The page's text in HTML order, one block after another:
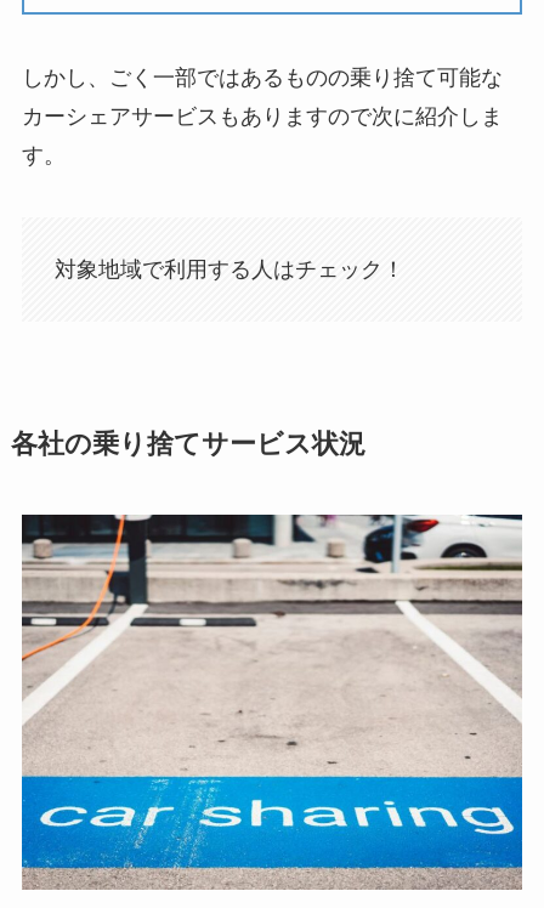
しかし、ごく一部ではあるものの乗り捨て可能な
カーシェアサービスもありますので次に紹介しま
す。
対象地域で利用する人はチェック！
各社の乗り捨てサービス状況